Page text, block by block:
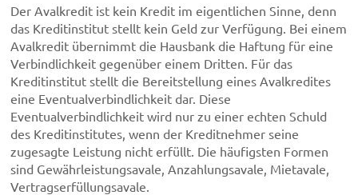
Der Avalkredit ist kein Kredit im eigentlichen Sinne, denn
das Kreditinstitut stellt kein Geld zur Verfügung. Bei einem
Avalkredit übernimmt die Hausbank die Haftung für eine
Verbindlichkeit gegenüber einem Dritten. Für das
Kreditinstitut stellt die Bereitstellung eines Avalkredites
eine Eventualverbindlichkeit dar. Diese
Eventualverbindlichkeit wird nur zu einer echten Schuld
des Kreditinstitutes, wenn der Kreditnehmer seine
zugesagte Leistung nicht erfüllt. Die häufigsten Formen
sind Gewährleistungsavale, Anzahlungsavale, Mietavale,
Vertragserfüllungsavale.